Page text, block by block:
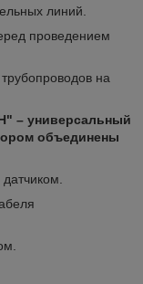
линий.
проведением
на
– универсальный
объединены